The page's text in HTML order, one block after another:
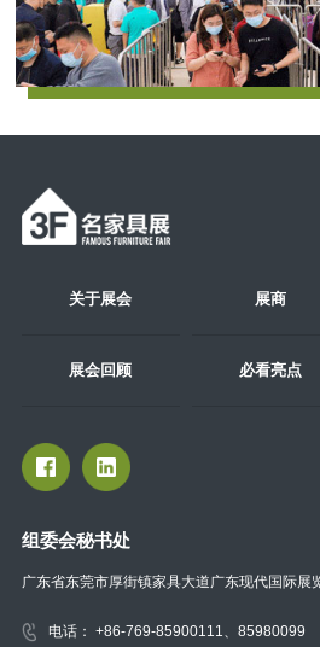
关于展会 展商
展会回顾 必看亮点
组委会秘书处
广东省东莞市厚街镇家具大道广东现代国际展
电话： +86-769-85900111、85980099